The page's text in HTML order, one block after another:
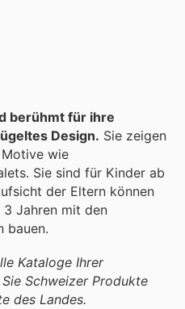
berühmt für ihre
Design. Sie zeigen
wie
Sie sind für Kinder ab
der Eltern können
Jahren mit den
bauen.
Kataloge Ihrer
Schweizer Produkte
des Landes.